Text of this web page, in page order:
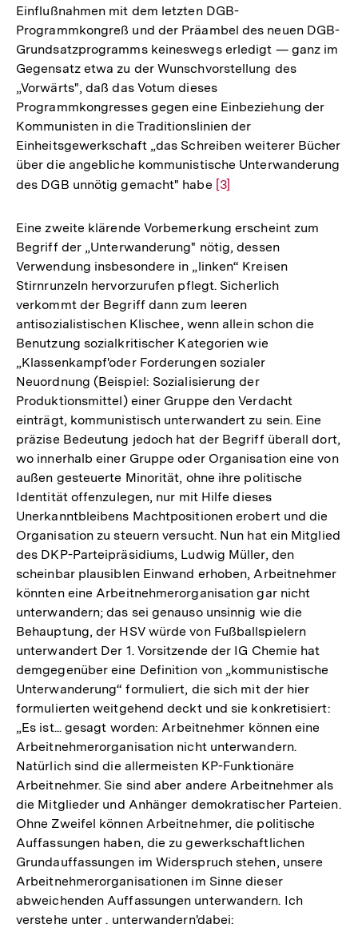
Einflußnahmen mit dem letzten DGB-
Programmkongreß und der Präambel des neuen DGB-
Grundsatzprogramms keineswegs erledigt — ganz im
Gegensatz etwa zu der Wunschvorstellung des
„Vorwärts", daß das Votum dieses
Programmkongresses gegen eine Einbeziehung der
Kommunisten in die Traditionslinien der
Einheitsgewerkschaft „das Schreiben weiterer Bücher
über die angebliche kommunistische Unterwanderung
des DGB unnötig gemacht" habe Zur
der
Fußnote
[3]
Eine zweite klärende Vorbemerkung erscheint zum
Begriff der „Unterwanderung" nötig, dessen
Verwendung insbesondere in „linken“ Kreisen
Stirnrunzeln hervorzurufen pflegt. Sicherlich
verkommt der Begriff dann zum leeren
antisozialistischen Klischee, wenn allein schon die
Benutzung sozialkritischer Kategorien wie
„Klassenkampf'oder Forderungen sozialer
Neuordnung (Beispiel: Sozialisierung der
Produktionsmittel) einer Gruppe den Verdacht
einträgt, kommunistisch unterwandert zu sein. Eine
präzise Bedeutung jedoch hat der Begriff überall dort,
wo innerhalb einer Gruppe oder Organisation eine von
außen gesteuerte Minorität, ohne ihre politische
Identität offenzulegen, nur mit Hilfe dieses
Unerkanntbleibens Machtpositionen erobert und die
Organisation zu steuern versucht. Nun hat ein Mitglied
des DKP-Parteipräsidiums, Ludwig Müller, den
scheinbar plausiblen Einwand erhoben, Arbeitnehmer
könnten eine Arbeitnehmerorganisation gar nicht
unterwandern; das sei genauso unsinnig wie die
Behauptung, der HSV würde von Fußballspielern
unterwandert Der 1. Vorsitzende der IG Chemie hat
demgegenüber eine Definition von „kommunistische
Unterwanderung“ formuliert, die sich mit der hier
formulierten weitgehend deckt und sie konkretisiert:
„Es ist... gesagt worden: Arbeitnehmer können eine
Arbeitnehmerorganisation nicht unterwandern.
Natürlich sind die allermeisten KP-Funktionäre
Arbeitnehmer. Sie sind aber andere Arbeitnehmer als
die Mitglieder und Anhänger demokratischer Parteien.
Ohne Zweifel können Arbeitnehmer, die politische
Auffassungen haben, die zu gewerkschaftlichen
Grundauffassungen im Widerspruch stehen, unsere
Arbeitnehmerorganisationen im Sinne dieser
abweichenden Auffassungen unterwandern. Ich
verstehe unter . unterwandern'dabei: